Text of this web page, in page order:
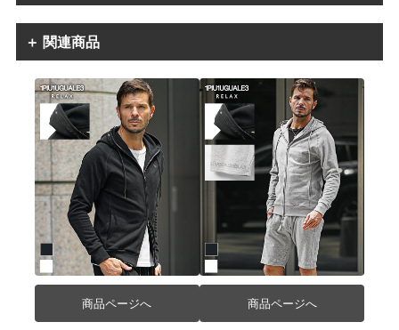
＋ 関連商品
商品ページへ 商品ページへ